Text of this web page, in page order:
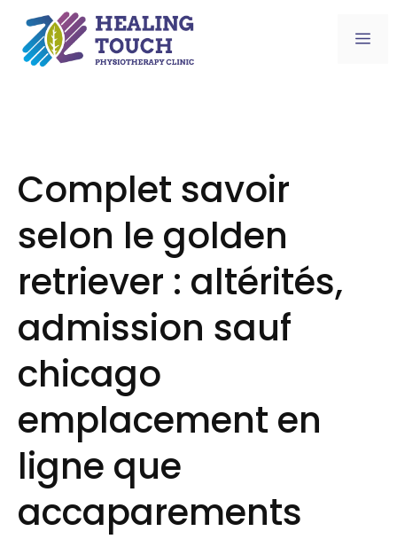
content
Complet savoir
selon le golden
retriever : altérités,
admission sauf
chicago
emplacement en
ligne que
accaparements